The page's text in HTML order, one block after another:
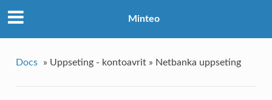
Minteo
Docs » Uppseting - kontoavrit » Netbanka uppseting